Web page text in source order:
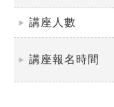
講座人數
講座報名時間